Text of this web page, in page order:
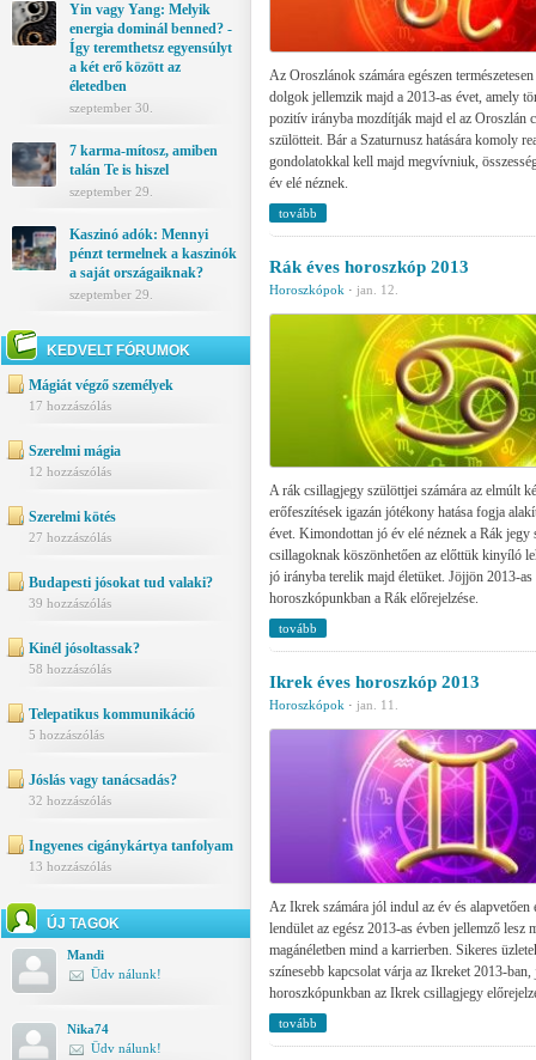
Yin vagy Yang: Melyik
energia dominál benned? -
Így teremthetsz egyensúlyt
a két erő között az
életedben
szeptember 30.
7 karma-mítosz, amiben
talán Te is hiszel
szeptember 29.
Kaszinó adók: Mennyi
pénzt termelnek a kaszinók
a saját országaiknak?
szeptember 29.
KEDVELT FÓRUMOK
Mágiát végző személyek
17 hozzászólás
Szerelmi mágia
12 hozzászólás
Szerelmi kötés
27 hozzászólás
Budapesti jósokat tud valaki?
39 hozzászólás
Kinél jósoltassak?
58 hozzászólás
Telepatikus kommunikáció
5 hozzászólás
Jóslás vagy tanácsadás?
32 hozzászólás
Ingyenes cigánykártya tanfolyam
13 hozzászólás
ÚJ TAGOK
Mandi
Üdv nálunk!
Nika74
Üdv nálunk!
Az Oroszlánok számára egészen
dolgok jellemzik majd a 2013-as évet, amely
pozitív irányba mozdítják majd el az Oroszlán
szülötteit. Bár a Szaturnusz hatására komoly
gondolatokkal kell majd megvívniuk,
év elé néznek.
tovább
Rák éves horoszkóp 2013
Horoszkópok · jan. 12.
A rák csillagjegy szülöttjei számára az elmúlt
erőfeszítések igazán jótékony hatása fogja
évet. Kimondottan jó év elé néznek a Rák jegy
csillagoknak köszönhetően az előttük kinyíló
jó irányba terelik majd életüket. Jöjjön 2013-as
horoszkópunkban a Rák előrejelzése.
tovább
Ikrek éves horoszkóp 2013
Horoszkópok · jan. 11.
Az Ikrek számára jól indul az év és alapvetően
lendület az egész 2013-as évben jellemző lesz
magánéletben mind a karrierben. Sikeres
színesebb kapcsolat várja az Ikreket 2013-ban,
horoszkópunkban az Ikrek csillagjegy
tovább